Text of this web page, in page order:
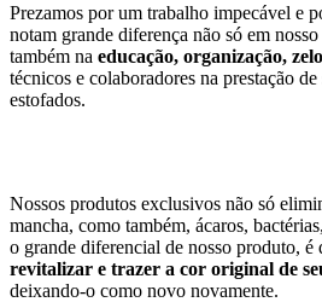
Prezamos por um trabalho impecável e
notam grande diferença não só em
também na educação, organização,
técnicos e colaboradores na prestação
estofados.
Nossos produtos exclusivos não só
mancha, como também, ácaros,
o grande diferencial de nosso produto, é
revitalizar e trazer a cor original de
deixando-o como novo novamente.